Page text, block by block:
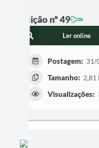
Edição nº 49
Ler online
Postagem: 31/
Tamanho: 2,81
Visualizações: